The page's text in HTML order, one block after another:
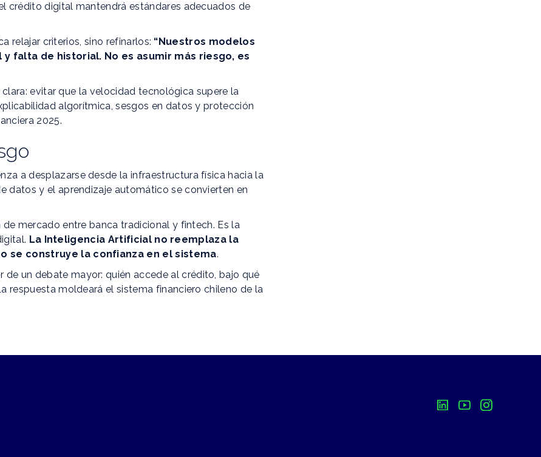
crédito digital mantendrá estándares adecuados de
relajar criterios, sino refinarlos: “Nuestros modelos
falta de historial. No es asumir más riesgo, es
evitar que la velocidad tecnológica supere la
algorítmica, sesgos en datos y protección
2025.
a desplazarse desde la infraestructura física hacia la
datos y el aprendizaje automático se convierten en
mercado entre banca tradicional y fintech. Es la
La Inteligencia Artificial no reemplaza la
se construye la confianza en el sistema.
un debate mayor: quién accede al crédito, bajo qué
respuesta moldeará el sistema financiero chileno de la